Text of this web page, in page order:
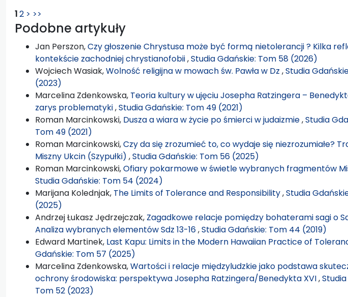
12 > >>
Podobne artykuły
Jan Perszon,Czy głoszenie Chrystusa może być formą nietolerancji ? Kilka
kontekście zachodniej chrystianofobii,Studia Gdańskie: Tom 58 (2026)
Wojciech Wasiak,Wolność religijna w mowach św. Pawła w Dz ,Studia
(2023)
Marcelina Zdenkowska, Teoria kultury w ujęciu Josepha Ratzingera –
zarys problematyki,Studia Gdańskie: Tom 49 (2021)
Roman Marcinkowski, Dusza a wiara w życie po śmierci w judaizmie,Studia
Tom 49 (2021)
Roman Marcinkowski,Czy da się zrozumieć to, co wydaje się niezrozumiałe?
Miszny Ukcin (Szypułki) ,Studia Gdańskie: Tom 56 (2025)
Roman Marcinkowski,Ofiary pokarmowe w świetle wybranych fragmentów
Studia Gdańskie: Tom 54 (2024)
Marijana Kolednjak, The Limits of Tolerance and Responsibility,Studia
(2025)
Andrzej Łukasz Jędrzejczak, Zagadkowe relacje pomiędzy bohaterami sagi o
Analiza wybranych elementów Sdz 13-16,Studia Gdańskie: Tom 44 (2019)
Edward Martinek, Last Kapu: Limits in the Modern Hawaiian Practice of
Gdańskie: Tom 57 (2025)
Marcelina Zdenkowska,Wartości i relacje międzyludzkie jako podstawa
ochrony środowiska: perspektywa Josepha Ratzingera/Benedykta XVI,
Tom 52 (2023)